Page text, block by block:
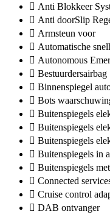
Anti Blokkeer
Anti doorSlip
Armsteun voor
Automatische
Autonomous
Bestuurdersairbag
Binnenspiegel
Bots
Buitenspiegels
Buitenspiegels
Buitenspiegels
Buitenspiegels in
Buitenspiegels
Connected
Cruise control
DAB ontvanger